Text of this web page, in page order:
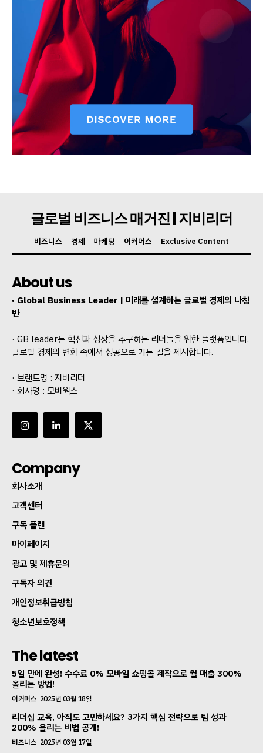
청소년보호정책
글로벌 비즈니스 매거진 | 지비리더
비즈니스 경제 마케팅 이커머스 Exclusive Content
About us
· Global Business Leader | 미래를 설계하는 글로벌 경제의 나침
반
· GB leader는 혁신과 성장을 추구하는 리더들을 위한 플랫폼입니다.
글로벌 경제의 변화 속에서 성공으로 가는 길을 제시합니다.
· 브랜드명 : 지비리더
· 회사명 : 모비웍스
Company
회사소개
고객센터
구독 플랜
마이페이지
광고 및 제휴문의
구독자 의견
개인정보취급방침
청소년보호정책
The latest
5일 만에 완성! 수수료 0% 모바일 쇼핑몰 제작으로 월 매출 300%
올리는 방법!
이커머스 2025년 03월 18일
리더십 교육, 아직도 고민하세요? 3가지 핵심 전략으로 팀 성과
200% 올리는 비법 공개!
비즈니스 2025년 03월 17일